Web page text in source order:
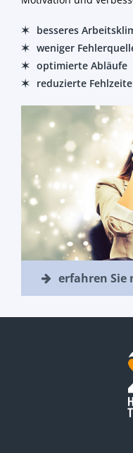
besseres
weniger
optimierte Abläufe
reduzierte
erfahren Sie